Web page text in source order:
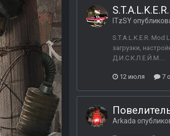
ITzSY
S.T.A.L.K.E.R.
загрузки,
Д.И.С.К.Л.Е.Й.М....
12 июля 7
Arkada